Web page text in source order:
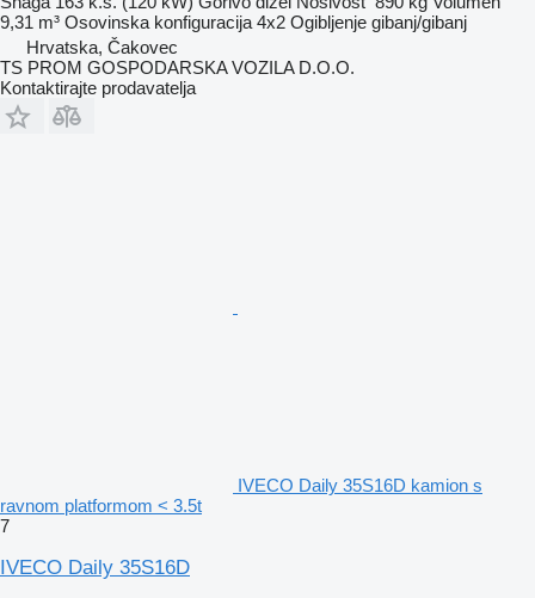
9,31 m³ Osovinska konfiguracija 4x2 Ogibljenje gibanj/gibanj
Hrvatska, Čakovec
TS PROM GOSPODARSKA VOZILA D.O.O.
Kontaktirajte prodavatelja
IVECO Daily 35S16D kamion s
ravnom platformom < 3.5t
7
IVECO Daily 35S16D